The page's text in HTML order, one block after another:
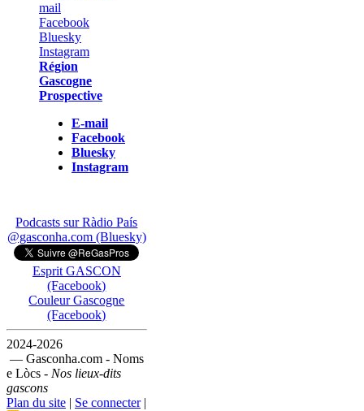
Région
Gascogne
Prospective
E-mail
Facebook
Bluesky
Instagram
Podcasts sur Ràdio País
@gasconha.com (Bluesky)
Esprit GASCON
(Facebook)
Couleur Gascogne
(Facebook)
2024-2026
— Gasconha.com - Noms
e Lòcs - Nos lieux-dits
gascons
Plan du site | Se connecter|